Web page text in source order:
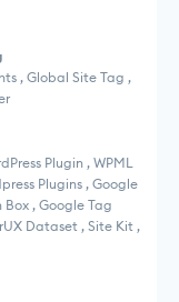
, Global Site Tag ,
Plugin , WPML
Plugins , Google
Box , Google Tag
Dataset , Site Kit ,